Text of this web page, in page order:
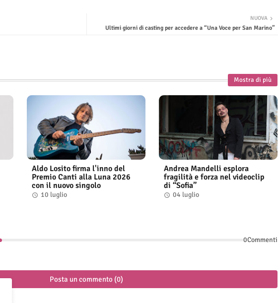
NUOVA
Ultimi giorni di casting per accedere a “Una Voce per San Marino”
Mostra di più
Aldo Losito firma l'inno del
Premio Canti alla Luna 2026
con il nuovo singolo
10 luglio
Andrea Mandelli esplora
fragilità e forza nel videoclip
di “Sofia”
04 luglio
0Commenti
Posta un commento (0)